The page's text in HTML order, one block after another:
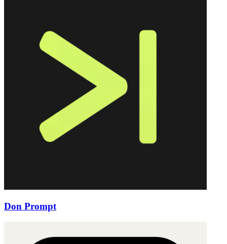
Don Prompt